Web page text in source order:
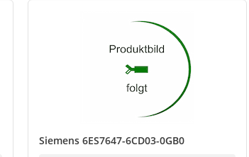
Siemens 6ES7647-6CD03-0GB0